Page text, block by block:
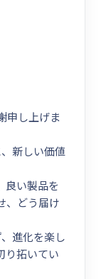
申し上げま
新しい価値
良い製品を
、どう届け
進化を楽し
り拓いてい